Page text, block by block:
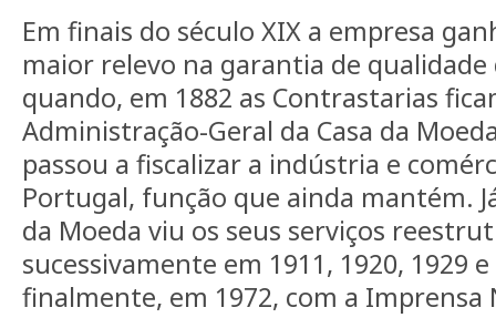
Em finais do século XIX a empresa
maior relevo na garantia de
quando, em 1882 as Contrastarias
Administração-Geral da Casa da
passou a fiscalizar a indústria e
Portugal, função que ainda mantém.
da Moeda viu os seus serviços
sucessivamente em 1911, 1920, 1929
finalmente, em 1972, com a Imprensa